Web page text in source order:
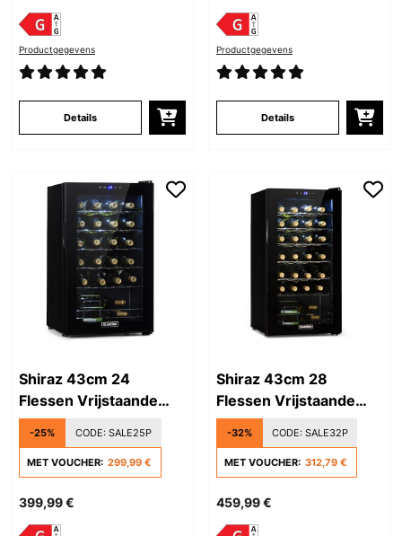
Productgegevens
Details
Productgegevens
Details
Shiraz 43cm 24
Flessen Vrijstaande
Wijnkoelkast Zwart
-25% CODE: SALE25P
MET VOUCHER: 299,99 €
399,99 €
Shiraz 43cm 28
Flessen Vrijstaande
Wijnkoelkast Zwart
-32% CODE: SALE32P
MET VOUCHER: 312,79 €
459,99 €